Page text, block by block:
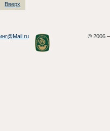
Вверх
© 2006